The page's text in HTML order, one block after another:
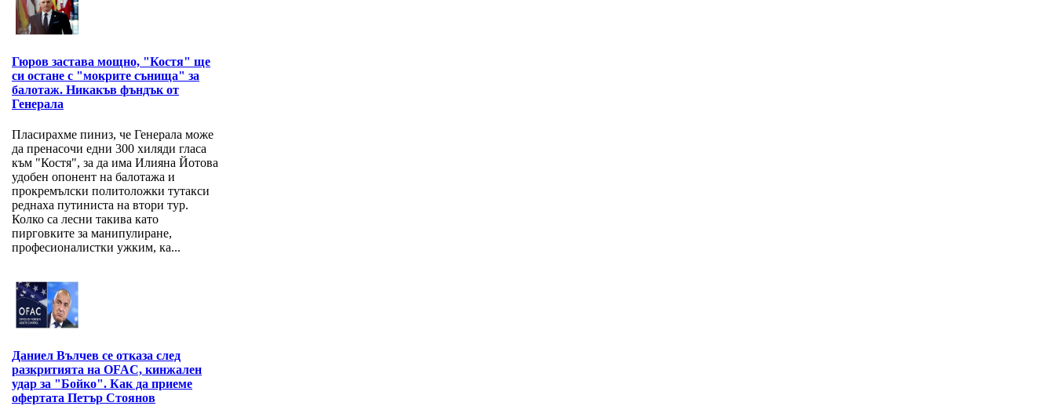
Гюров застава мощно, "Костя" ще
си остане с "мокрите сънища" за
балотаж. Никакъв фъндък от
Генерала
Пласирахме пиниз, че Генерала може
да пренасочи едни 300 хиляди гласа
към "Костя", за да има Илияна Йотова
удобен опонент на балотажа и
прокремълски политоложки тутакси
реднаха путиниста на втори тур.
Колко са лесни такива като
пирговките за манипулиране,
професионалистки ужким, ка...
Даниел Вълчев се отказа след
разкритията на OFAC, кинжален
удар за "Бойко". Как да приеме
офертата Петър Стоянов